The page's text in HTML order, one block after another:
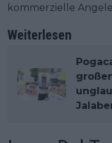
kommerzielle
Weiterlesen